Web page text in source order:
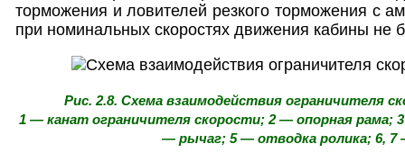
торможения и ловителей резкого торможения с
при номинальных скоростях движения кабины не
Рис. 2.8. Схема взаимодействия ограничителя
1 — канат ограничителя скорости; 2 — опорная рама;
— рычаг; 5 — отводка ролика; 6, 7